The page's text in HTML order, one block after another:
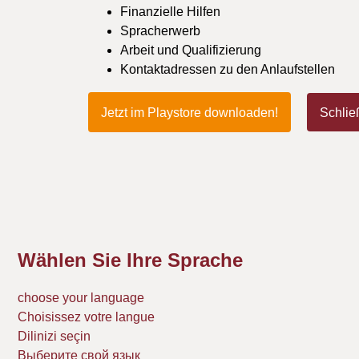
Finanzielle Hilfen
Spracherwerb
Arbeit und Qualifizierung
Kontaktadressen zu den Anlaufstellen
Jetzt im Playstore downloaden!
Wählen Sie Ihre Sprache
choose your language
Choisissez votre langue
Dilinizi seçin
Выберите свой язык